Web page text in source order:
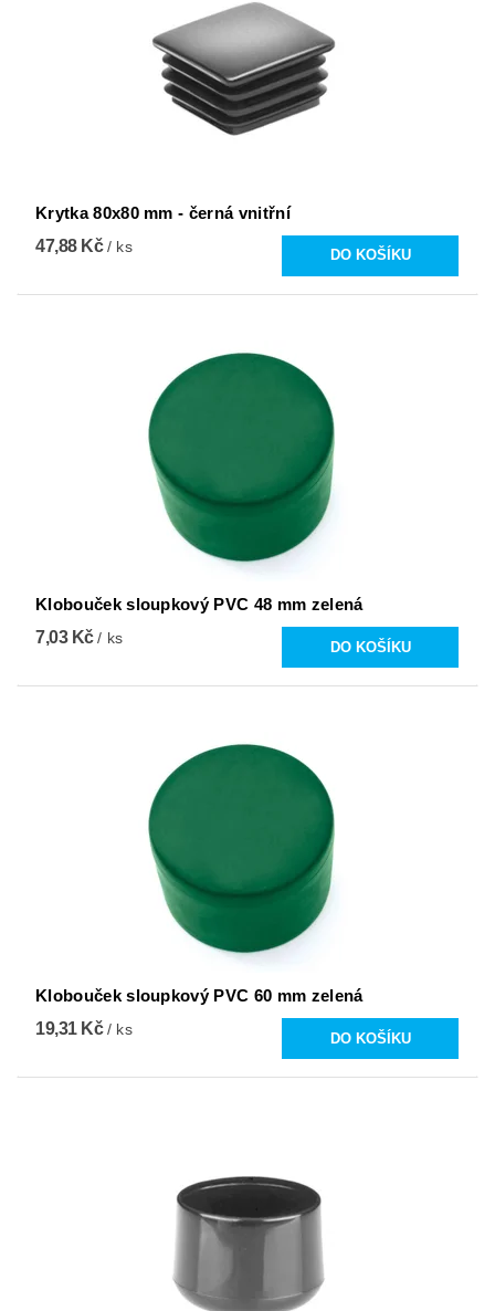
Krytka 80x80 mm - černá vnitřní
47,88 Kč/ ks
Klobouček sloupkový PVC 48 mm zelená
7,03 Kč/ ks
Klobouček sloupkový PVC 60 mm zelená
19,31 Kč/ ks